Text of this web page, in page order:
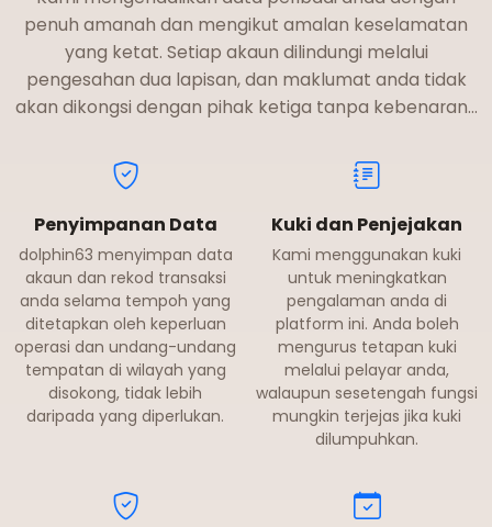
penuh amanah dan mengikut amalan keselamatan
yang ketat. Setiap akaun dilindungi melalui
pengesahan dua lapisan, dan maklumat anda tidak
akan dikongsi dengan pihak ketiga tanpa kebenaran…
Penyimpanan Data
dolphin63 menyimpan data
akaun dan rekod transaksi
anda selama tempoh yang
ditetapkan oleh keperluan
operasi dan undang-undang
tempatan di wilayah yang
disokong, tidak lebih
daripada yang diperlukan.
Kuki dan Penjejakan
Kami menggunakan kuki
untuk meningkatkan
pengalaman anda di
platform ini. Anda boleh
mengurus tetapan kuki
melalui pelayar anda,
walaupun sesetengah fungsi
mungkin terjejas jika kuki
dilumpuhkan.